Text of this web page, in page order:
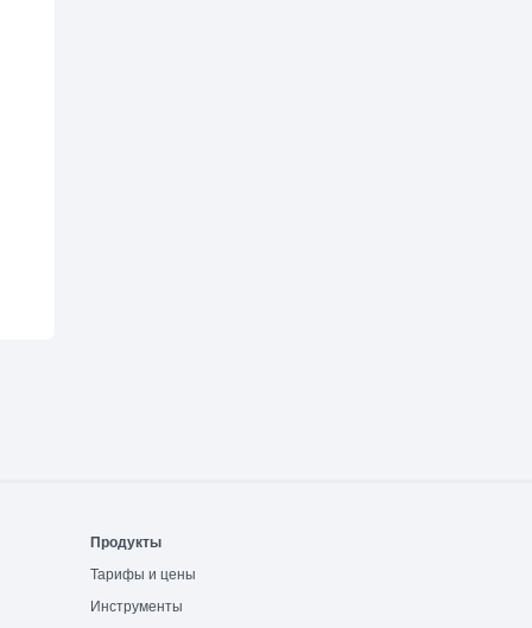
Продукты
Тарифы и цены
Инструменты